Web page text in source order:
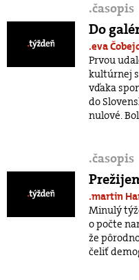
.časopis
Do
.eva
Prvou
kultúrnej
vďaka
do
nulové. Bol
.časopis
.martin
Minulý
o počte
že
čeliť